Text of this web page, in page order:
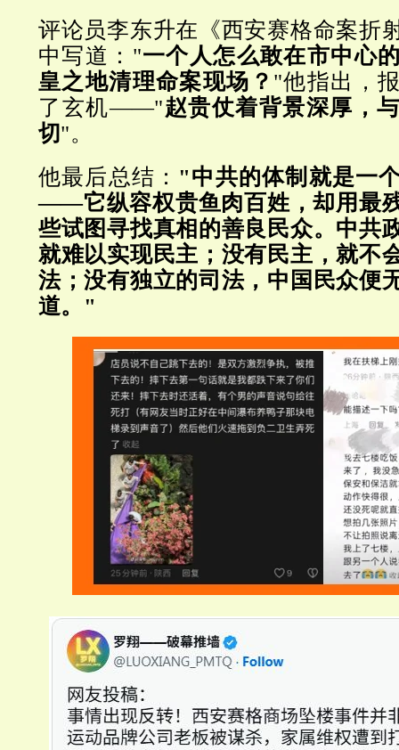
评论员李东升在《西安赛格命案折
中写道："一个人怎么敢在市中心
皇之地清理命案现场？ "他指出，
了玄机——"赵贵仗着背景深厚，
切"。
他最后总结： "中共的体制就是一
——它纵容权贵鱼肉百姓，却用最
些试图寻找真相的善良民众。中共
就难以实现民主；没有民主，就不
法；没有独立的司法，中国民众便
道。"